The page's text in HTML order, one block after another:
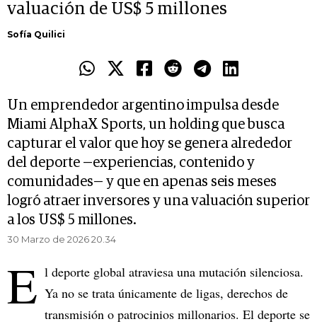
valuación de US$ 5 millones
Sofía Quilici
Un emprendedor argentino impulsa desde
Miami AlphaX Sports, un holding que busca
capturar el valor que hoy se genera alrededor
del deporte —experiencias, contenido y
comunidades— y que en apenas seis meses
logró atraer inversores y una valuación superior
a los US$ 5 millones.
30 Marzo de 2026 20.34
E l deporte global atraviesa una mutación silenciosa.
Ya no se trata únicamente de ligas, derechos de
transmisión o patrocinios millonarios. El deporte se